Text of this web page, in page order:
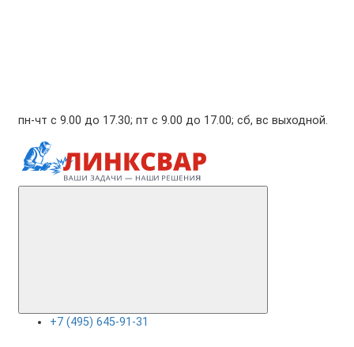
пн-чт с 9.00 до 17.30; пт с 9.00 до 17.00; сб, вс выходной.
+7 (495) 645-91-31